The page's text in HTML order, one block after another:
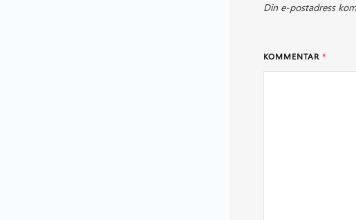
Din e-postadress
KOMMENTAR *